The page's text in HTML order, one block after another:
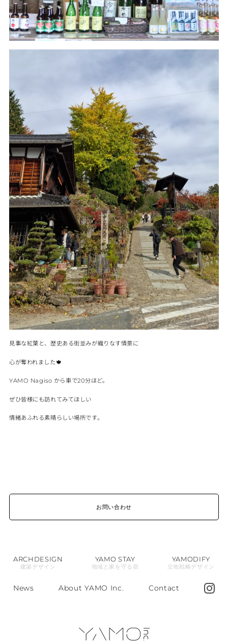
見事な紅葉と、歴史ある街並みが織りなす情景に
心が奪われました🍁
YAMO Nagiso から車で20分ほど。
ぜひ皆様にも訪れてみてほしい
情緒あふれる素晴らしい場所です。
お問い合わせ
ARCHDESIGN
建築デザイン
YAMO STAY
地域と家を守る宿
YAMODIFY
立地戦略デザイン
News About YAMO Inc. Contact